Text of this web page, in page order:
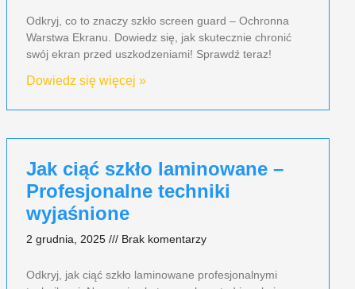
Odkryj, co to znaczy szkło screen guard – Ochronna
Warstwa Ekranu. Dowiedz się, jak skutecznie chronić
swój ekran przed uszkodzeniami! Sprawdź teraz!
Dowiedz się więcej »
Jak ciąć szkło laminowane –
Profesjonalne techniki
wyjaśnione
2 grudnia, 2025 Brak komentarzy
Odkryj, jak ciąć szkło laminowane profesjonalnymi